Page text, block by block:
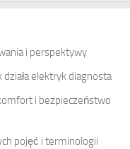
i perspektywy
działa elektryk diagnosta
i bezpieczeństwo
pojęć i terminologii